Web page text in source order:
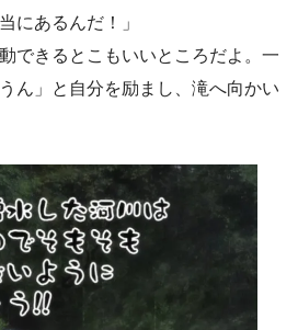
にあるんだ！」
できるとこもいいところだよ。一
ん」と自分を励まし、滝へ向かい